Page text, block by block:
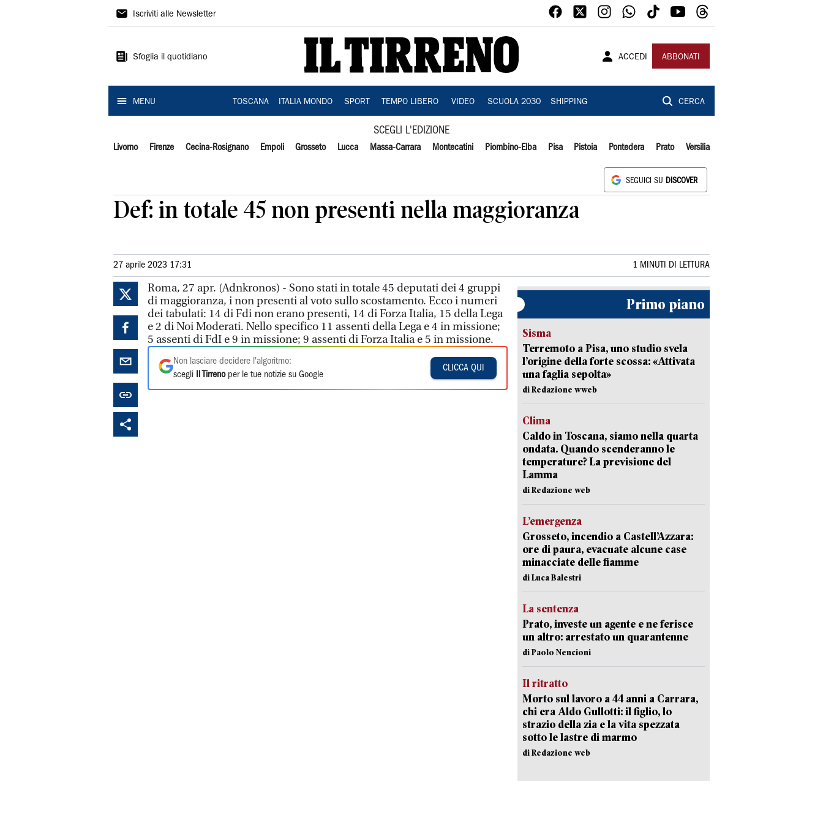
Il
Iscriviti alle Newsletter
Sfoglia il quotidiano ACCEDI ABBONATI
MENU TOSCANA ITALIA MONDO SPORT TEMPO LIBERO VIDEO SCUOLA 2030 SHIPPING CERCA
SCEGLI L'EDIZIONE
Livorno Firenze Cecina-Rosignano Empoli Grosseto Lucca Massa-Carrara Montecatini Piombino-Elba Pisa Pistoia Pontedera Prato Versilia
SEGUICI SU DISCOVER
Def: in totale 45 non presenti nella maggioranza
27 aprile 2023 17:31 1 MINUTI DI LETTURA
Roma, 27 apr. (Adnkronos) - Sono stati in totale 45 deputati dei 4 gruppi
di maggioranza, i non presenti al voto sullo scostamento. Ecco i numeri
dei tabulati: 14 di Fdi non erano presenti, 14 di Forza Italia, 15 della Lega
e 2 di Noi Moderati. Nello specifico 11 assenti della Lega e 4 in missione;
5 assenti di FdI e 9 in missione; 9 assenti di Forza Italia e 5 in missione.
Non lasciare decidere l'algoritmo:
scegli
Il Tirrenoper le tue notizie su Google
CLICCA QUI
Primo piano
Sisma
Terremoto a Pisa, uno studio svela
l’origine della forte scossa: «Attivata
una faglia sepolta»
di Redazione wweb
Clima
Caldo in Toscana, siamo nella quarta
ondata. Quando scenderanno le
temperature? La previsione del
Lamma
di Redazione web
L’emergenza
Grosseto, incendio a Castell’Azzara:
ore di paura, evacuate alcune case
minacciate delle fiamme
di Luca Balestri
La sentenza
Prato, investe un agente e ne ferisce
un altro: arrestato un quarantenne
di Paolo Nencioni
Il ritratto
Morto sul lavoro a 44 anni a Carrara,
chi era Aldo Gullotti: il figlio, lo
strazio della zia e la vita spezzata
sotto le lastre di marmo
di Redazione web